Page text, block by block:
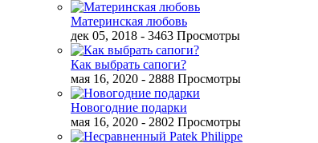
Материнская любовь
дек 05, 2018 - 3463 Просмотры
Как выбрать сапоги?
мая 16, 2020 - 2888 Просмотры
Новогодние подарки
мая 16, 2020 - 2802 Просмотры